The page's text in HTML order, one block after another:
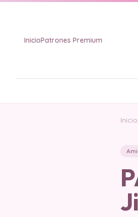
InicioPatrones Premium
Inicio